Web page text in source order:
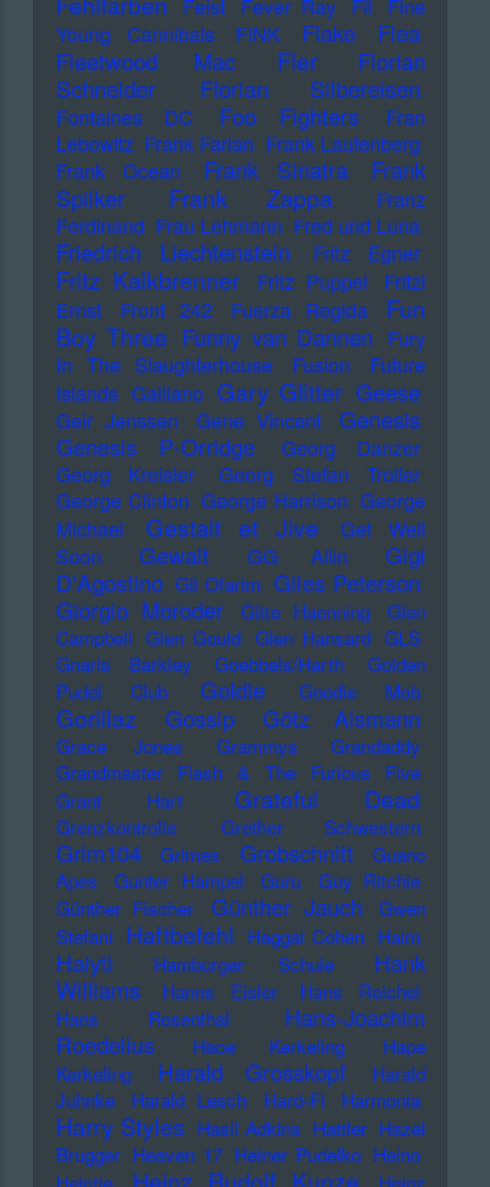
Feist Fever Ray Fil
Fine
Young Cannibals
FINK Flake
Flea
Fleetwood Mac
Fler
Florian
Schneider
Florian Silbereisen
Fontaines DC Foo Fighters
Fran
Lebowitz Frank Farian Frank Laufenberg
Frank Ocean
Frank Sinatra
Frank
Spilker
Frank Zappa
Franz
Ferdinand Frau Lehmann Fred und Luna
Friedrich Liechtenstein Fritz Egner
Fritz Kalkbrenner Fritz Puppel
Fritzi
Ernst
Front 242 Fuerza Regida
Fun
Boy Three Funny van Dannen Fury
In The Slaughterhouse
Fusion
Future
Islands Galliano Gary Glitter Geese
Geir Jenssen Gene Vincent
Genesis
Genesis P-Orridge
Georg Danzer
Georg Kreisler
Georg Stefan Troller
George Clinton George Harrison George
Michael
Gestalt et Jive
Get Well
Soon
Gewalt GG Allin
Gigi
D'Agostino Gil Ofarim Giles Peterson
Giorgio Moroder
Gitte Haenning
Glen
Campbell Glen Gould Glen Hansard GLS
Gnarls Barkley
Goebbels/Harth
Golden
Pudel Club
Goldie Goodie Mob
Gorillaz Gossip Götz Alsmann
Grace Jones Grammys
Grandaddy
Grandmaster Flash & The Furious Five
Grant Hart
Grateful Dead
Grenzkontrolle Grether Schwestern
Grim104 Grimes Grobschnitt
Guano
Apes
Gunter Hampel Guru
Guy Ritchie
Günther Fischer
Günther Jauch
Gwen
Stefani Haftbefehl Haggai Cohen Haim
Haiyti Hamburger Schule
Hank
Williams
Hanns Eisler
Hans Reichel
Hans Rosenthal
Hans-Joachim
Roedelius
Haoe Kerkeling
Hape
Kerkeling
Harald Grosskopf
Harald
Juhnke
Harald Lesch Hard-Fi Harmonia
Harry Styles Hasil Adkins Hattler Hazel
Brugger Heaven 17 Heiner Pudelko Heino